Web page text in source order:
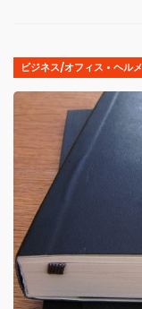
ビジネス/オフィス • ヘル